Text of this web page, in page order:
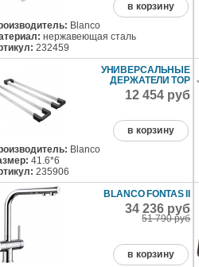
в корзину
Blanco
нержавеющая сталь
232459
УНИВЕРСАЛЬНЫЕ
ДЕРЖАТЕЛИ TOP
12 454 руб
в корзину
Blanco
41.6*6
235906
BLANCO FONTAS II
34 236 руб
51 790 руб
в корзину